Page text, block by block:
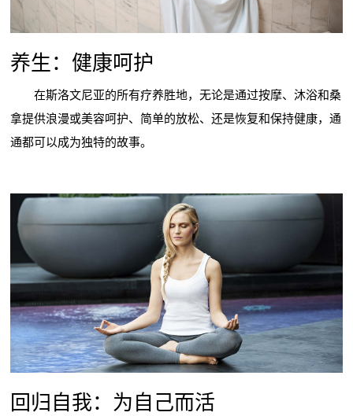
养生：健康呵护
在斯洛文尼亚的所有疗养胜地，无论是通过按摩、沐浴和桑
拿提供浪漫或美容呵护、简单的放松、还是恢复和保持健康，通
通都可以成为独特的故事。
回归自我：为自己而活